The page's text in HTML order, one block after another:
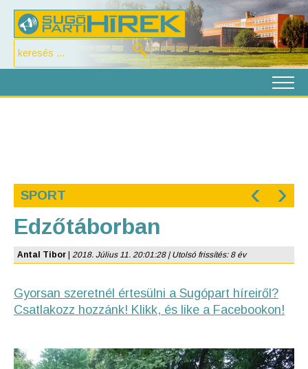
SPORT ‹ ›
Edzőtáborban
Antal Tibor 2018. Július 11. 20:01:28 | Utolsó frissítés: 8 év
Gyorsan szeretnél értesülni a Sugópart híreiről?
Csatlakozz hozzánk! Klikk, és like a Facebookon!